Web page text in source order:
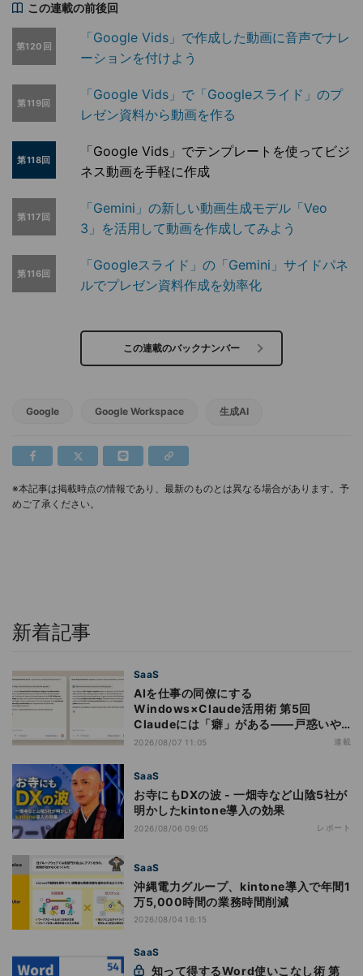
この連載の前後回
第120回
「Google Vids」で作成した動画に音声でナレ
ーションを付けよう
第119回
「Google Vids」で「Googleスライド」のプ
レゼン資料から動画を作る
第118回
「Google Vids」でテンプレートを使ってビジ
ネス動画を手軽に作成
第117回
「Gemini」の新しい動画生成モデル「Veo
3」を活用して動画を作成してみよう
第116回
「Googleスライド」の「Gemini」サイドパネ
ルでプレゼン資料作成を効率化
この連載のバックナンバー
Google Google Workspace 生成AI
※本記事は掲載時点の情報であり、最新のものとは異なる場合があります。予
めご了承ください。
新着記事
SaaS
AIを仕事の同僚にする
Windows×Claude活用術 第5回
Claudeには「癖」がある――戸惑いや
すい7つの仕様
2026/08/07 11:05 連載
SaaS
お寺にもDXの波 - 一畑寺など山陰5社が
明かしたkintone導入の効果
2026/08/06 09:05 レポート
SaaS
沖縄電力グループ、kintone導入で年間1
万5,000時間の業務時間削減
2026/08/04 16:15
SaaS